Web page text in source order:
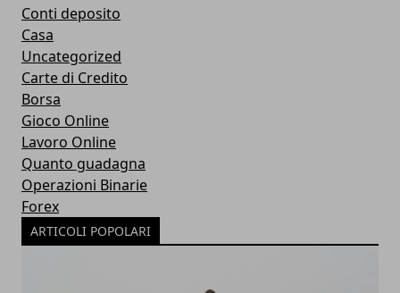
Conti deposito
Casa
Uncategorized
Carte di Credito
Borsa
Gioco Online
Lavoro Online
Quanto guadagna
Operazioni Binarie
Forex
ARTICOLI POPOLARI